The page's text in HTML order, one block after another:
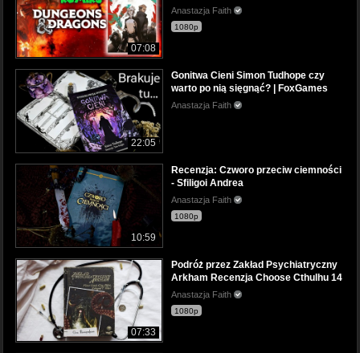
07:08
Anastazja Faith
1080p
22:05
Gonitwa Cieni Simon Tudhope czy
warto po nią sięgnąć? | FoxGames
Anastazja Faith
10:59
Recenzja: Czworo przeciw ciemności
- Sfiligoi Andrea
Anastazja Faith
1080p
07:33
Podróż przez Zakład Psychiatryczny
Arkham Recenzja Choose Cthulhu 14
Anastazja Faith
1080p